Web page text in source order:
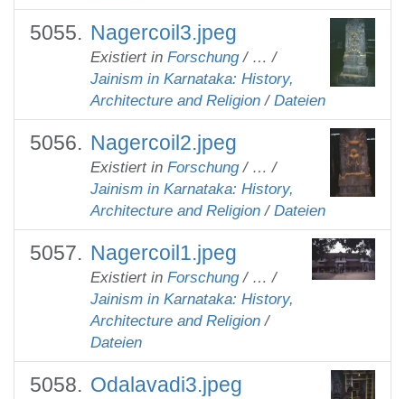
Nagercoil3.jpeg
Existiert in Forschung / …/
Jainism in Karnataka: History,
Architecture and Religion / Dateien
Nagercoil2.jpeg
Existiert in Forschung / …/
Jainism in Karnataka: History,
Architecture and Religion / Dateien
Nagercoil1.jpeg
Existiert in Forschung / …/
Jainism in Karnataka: History,
Architecture and Religion /
Dateien
Odalavadi3.jpeg